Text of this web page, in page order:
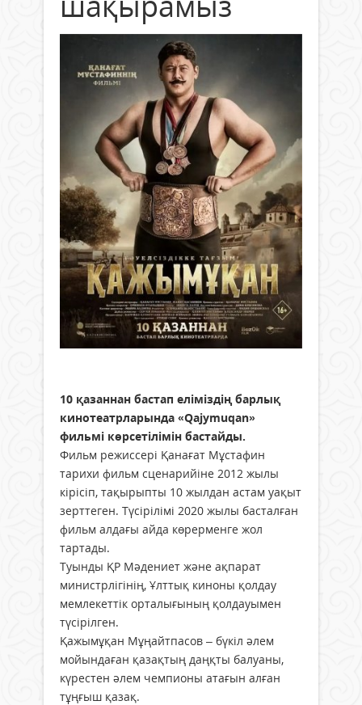
10 қазаннан бастап еліміздің барлық
кинотеатрларында «Qajymuqan»
фильмі көрсетілімін бастайды.
Фильм режиссері Қанағат Мұстафин
тарихи фильм сценарийіне 2012 жылы
кірісіп, тақырыпты 10 жылдан астам уақыт
зерттеген. Түсірілімі 2020 жылы басталған
фильм алдағы айда көрерменге жол
тартады.
Туынды ҚР Мәдениет және ақпарат
министрлігінің, Ұлттық киноны қолдау
мемлекеттік орталығының қолдауымен
түсірілген.
Қажымұқан Мұңайтпасов – бүкіл әлем
мойындаған қазақтың даңқты балуаны,
күрестен әлем чемпионы атағын алған
тұңғыш қазақ.